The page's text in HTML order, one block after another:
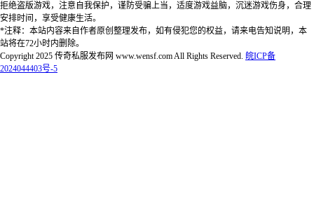
拒绝盗版游戏，注意自我保护，谨防受骗上当，适度游戏益脑，沉迷游戏伤身，合理
安排时间，享受健康生活。
*注释：本站内容来自作者原创整理发布，如有侵犯您的权益，请来电告知说明，本
站将在72小时内删除。
Copyright 2025 传奇私服发布网 www.wensf.com All Rights Reserved. 皖ICP备
2024044403号-5